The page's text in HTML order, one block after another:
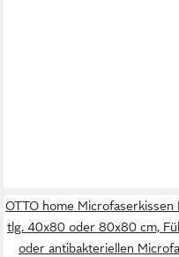
OTTO home
tlg. 40x80 oder 80x80 cm,
oder antibakteriellen